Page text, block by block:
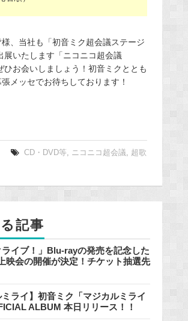
、当社も「初音ミク超会議ステージ
展いたします「ニコニコ超会議
ひお会いしましょう！初音ミクととも
メッセでお待ちしております！
CD・DVD等, ニコニコ超会議, 超歌
記事
ライブ！」Blu-rayの発売を記念した
映会の開催が決定！チケット抽選先
ミライ】初音ミク「マジカルミライ
ALBUM 本日リリース！！